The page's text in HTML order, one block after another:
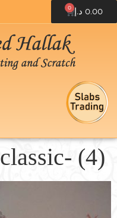
0.00 د.إ 0
classic- (4)